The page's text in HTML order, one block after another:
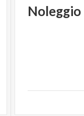
Noleggio